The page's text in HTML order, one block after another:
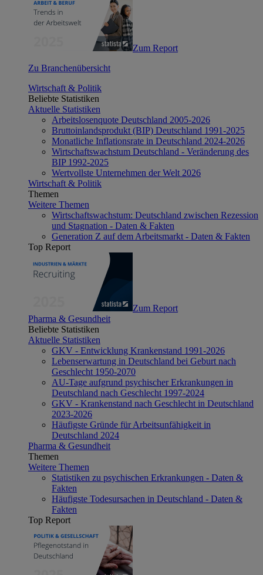
Zum Report
Zu Branchenübersicht
Wirtschaft & Politik
Beliebte Statistiken
Aktuelle Statistiken
Arbeitslosenquote Deutschland 2005-2026
Bruttoinlandsprodukt (BIP) Deutschland 1991-2025
Monatliche Inflationsrate in Deutschland 2024-2026
Wirtschaftswachstum Deutschland - Veränderung des
BIP 1992-2025
Wertvollste Unternehmen der Welt 2026
Wirtschaft & Politik
Themen
Weitere Themen
Wirtschaftswachstum: Deutschland zwischen Rezession
und Stagnation - Daten & Fakten
Generation Z auf dem Arbeitsmarkt - Daten & Fakten
Top Report
Zum Report
Pharma & Gesundheit
Beliebte Statistiken
Aktuelle Statistiken
GKV - Entwicklung Krankenstand 1991-2026
Lebenserwartung in Deutschland bei Geburt nach
Geschlecht 1950-2070
AU-Tage aufgrund psychischer Erkrankungen in
Deutschland nach Geschlecht 1997-2024
GKV - Krankenstand nach Geschlecht in Deutschland
2023-2026
Häufigste Gründe für Arbeitsunfähigkeit in
Deutschland 2024
Pharma & Gesundheit
Themen
Weitere Themen
Statistiken zu psychischen Erkrankungen - Daten &
Fakten
Häufigste Todesursachen in Deutschland - Daten &
Fakten
Top Report